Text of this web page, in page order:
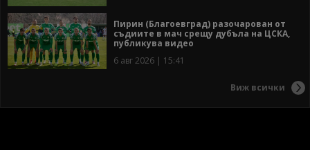
Пирин (Благоевград) разочарован от
съдиите в мач срещу дубъла на ЦСКА,
публикува видео
6 авг 2026 | 15:41
Виж всички